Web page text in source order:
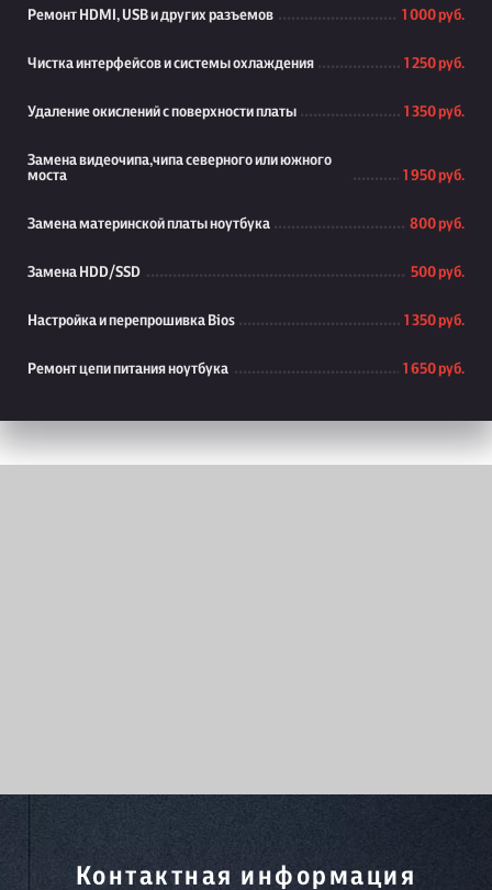
Ремонт HDMI, USB и других разъемов 1 000 руб.
Чистка интерфейсов и системы охлаждения 1 250 руб.
Удаление окислений с поверхности платы 1 350 руб.
Замена видеочипа,чипа северного или южного
моста
1 950 руб.
Замена материнской платы ноутбука 800 руб.
Замена HDD/SSD 500 руб.
Настройка и перепрошивка Bios 1 350 руб.
Ремонт цепи питания ноутбука 1 650 руб.
Контактная информация